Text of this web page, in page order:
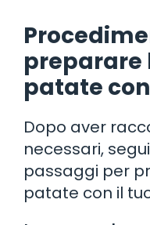
preparare
patate
Dopo aver
necessari,
passaggi per
patate con il